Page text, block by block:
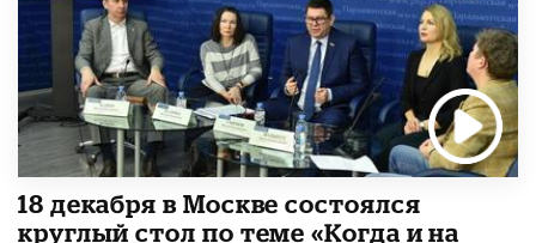
18 декабря в Москве состоялся
круглый стол по теме «Когда и на